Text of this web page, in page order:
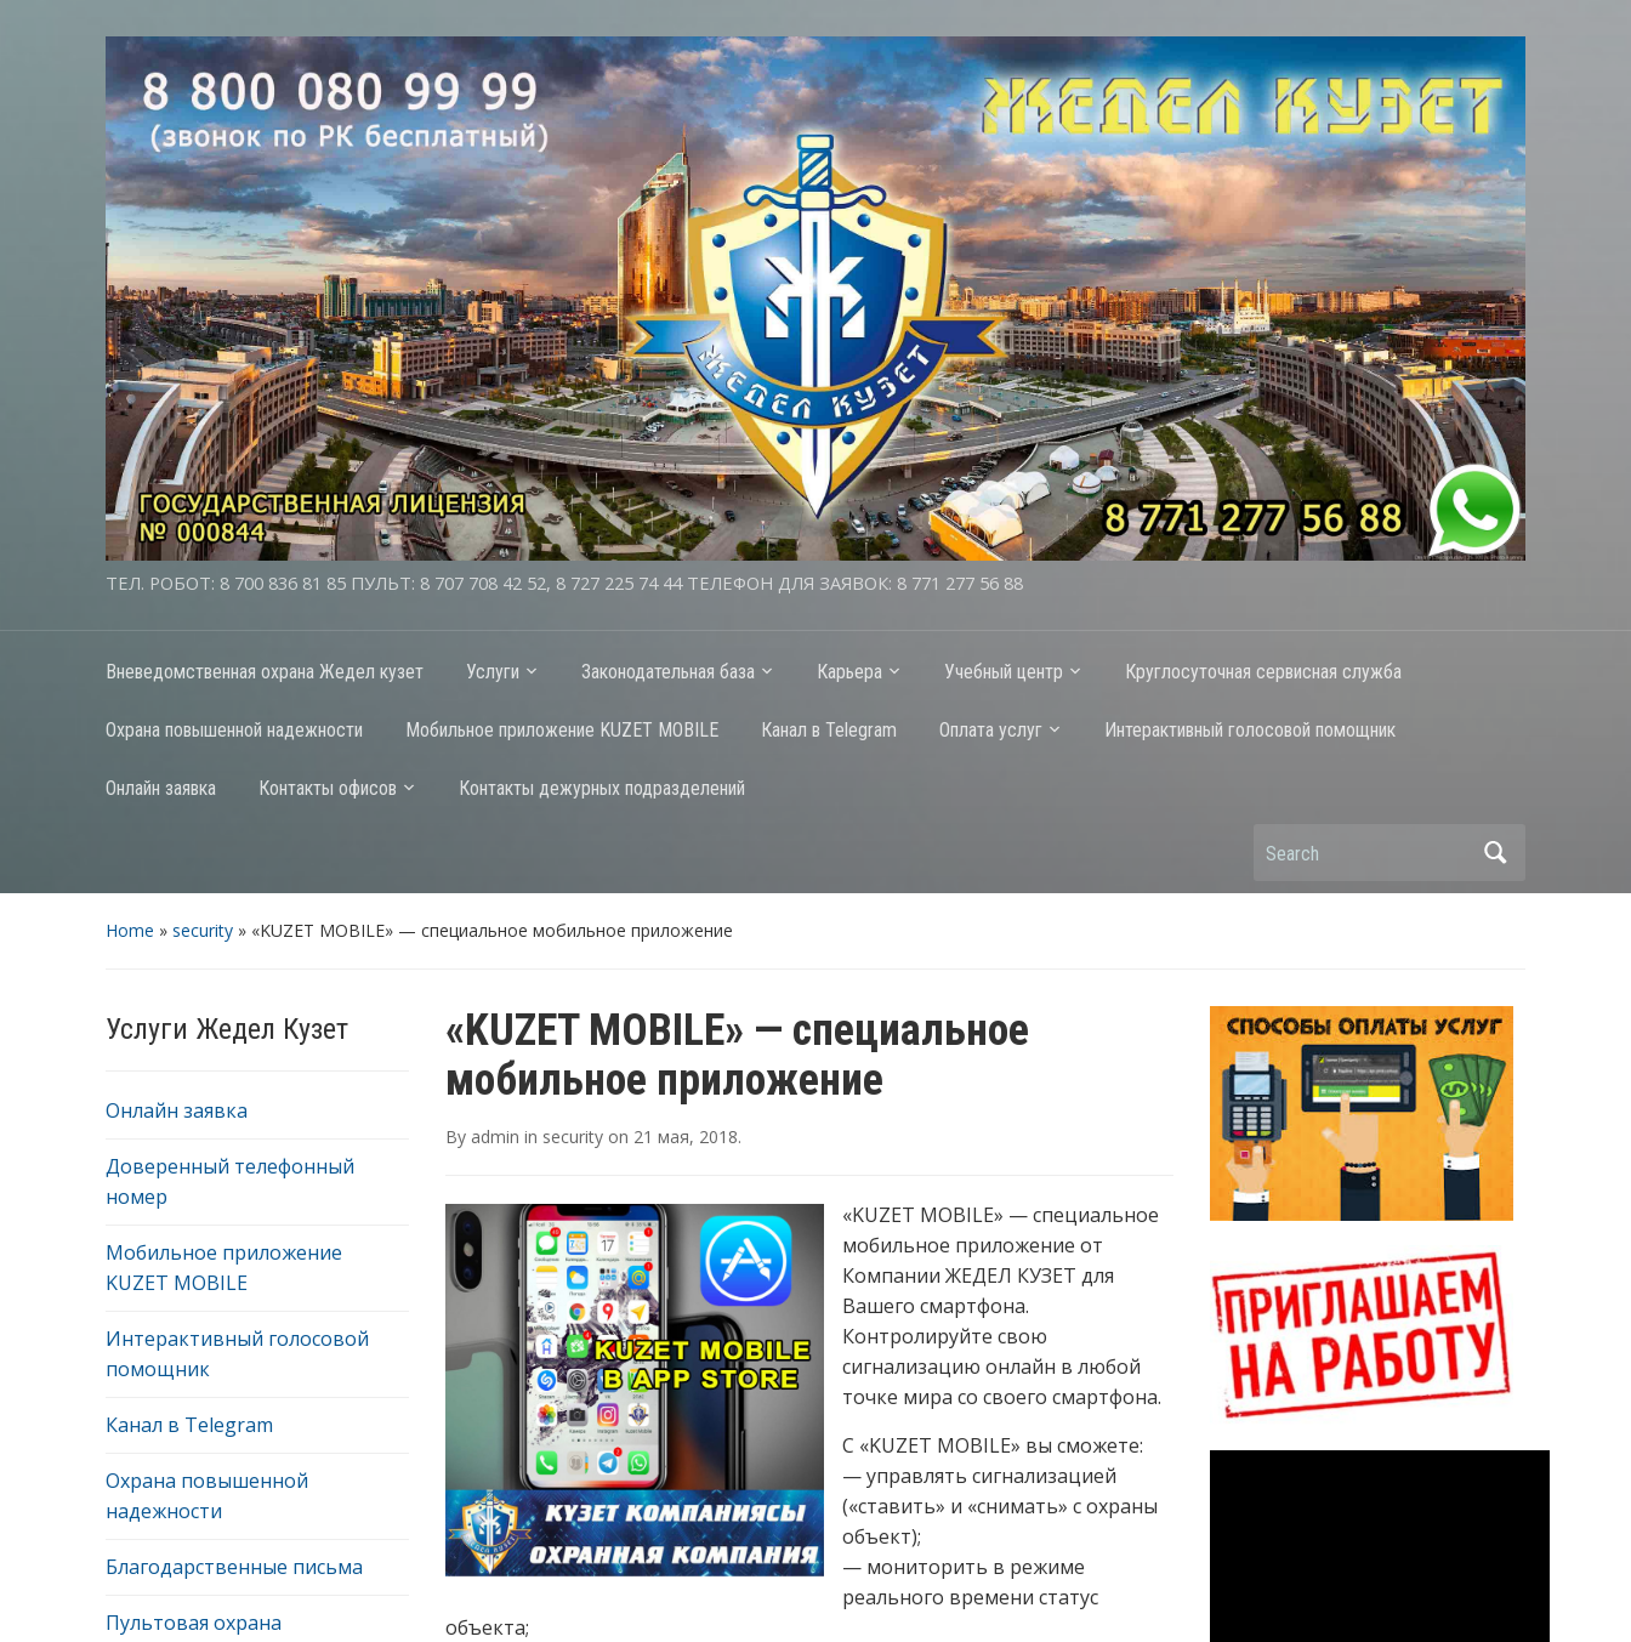
ТЕЛ. РОБОТ: 8 700 836 81 85 ПУЛЬТ: 8 707 708 42 52, 8 727 225 74 44 ТЕЛЕФОН ДЛЯ ЗАЯВОК: 8 771 277 56 88
Вневедомственная охрана Жедел кузет Услуги Законодательная база Карьера Учебный центр Круглосуточная сервисная служба
Охрана повышенной надежности Мобильное приложение KUZET MOBILE Канал в Telegram Оплата услуг Интерактивный голосовой помощник
Онлайн заявка Контакты офисов Контакты дежурных подразделений
Search
Home » security » «KUZET MOBILE» — специальное мобильное приложение
Услуги Жедел Кузет
Онлайн заявка
Доверенный телефонный
номер
Мобильное приложение
KUZET MOBILE
Интерактивный голосовой
помощник
Канал в Telegram
Охрана повышенной
надежности
Благодарственные письма
Пультовая охрана
«KUZET MOBILE» — специальное
мобильное приложение
By admin in security on 21 мая, 2018.
«KUZET MOBILE» — специальное
мобильное приложение от
Компании ЖЕДЕЛ КУЗЕТ для
Вашего смартфона.
Контролируйте свою
сигнализацию онлайн в любой
точке мира со своего смартфона.
С «KUZET MOBILE» вы сможете:
— управлять сигнализацией
(«ставить» и «снимать» с охраны
объект);
— мониторить в режиме
реального времени статус
объекта;